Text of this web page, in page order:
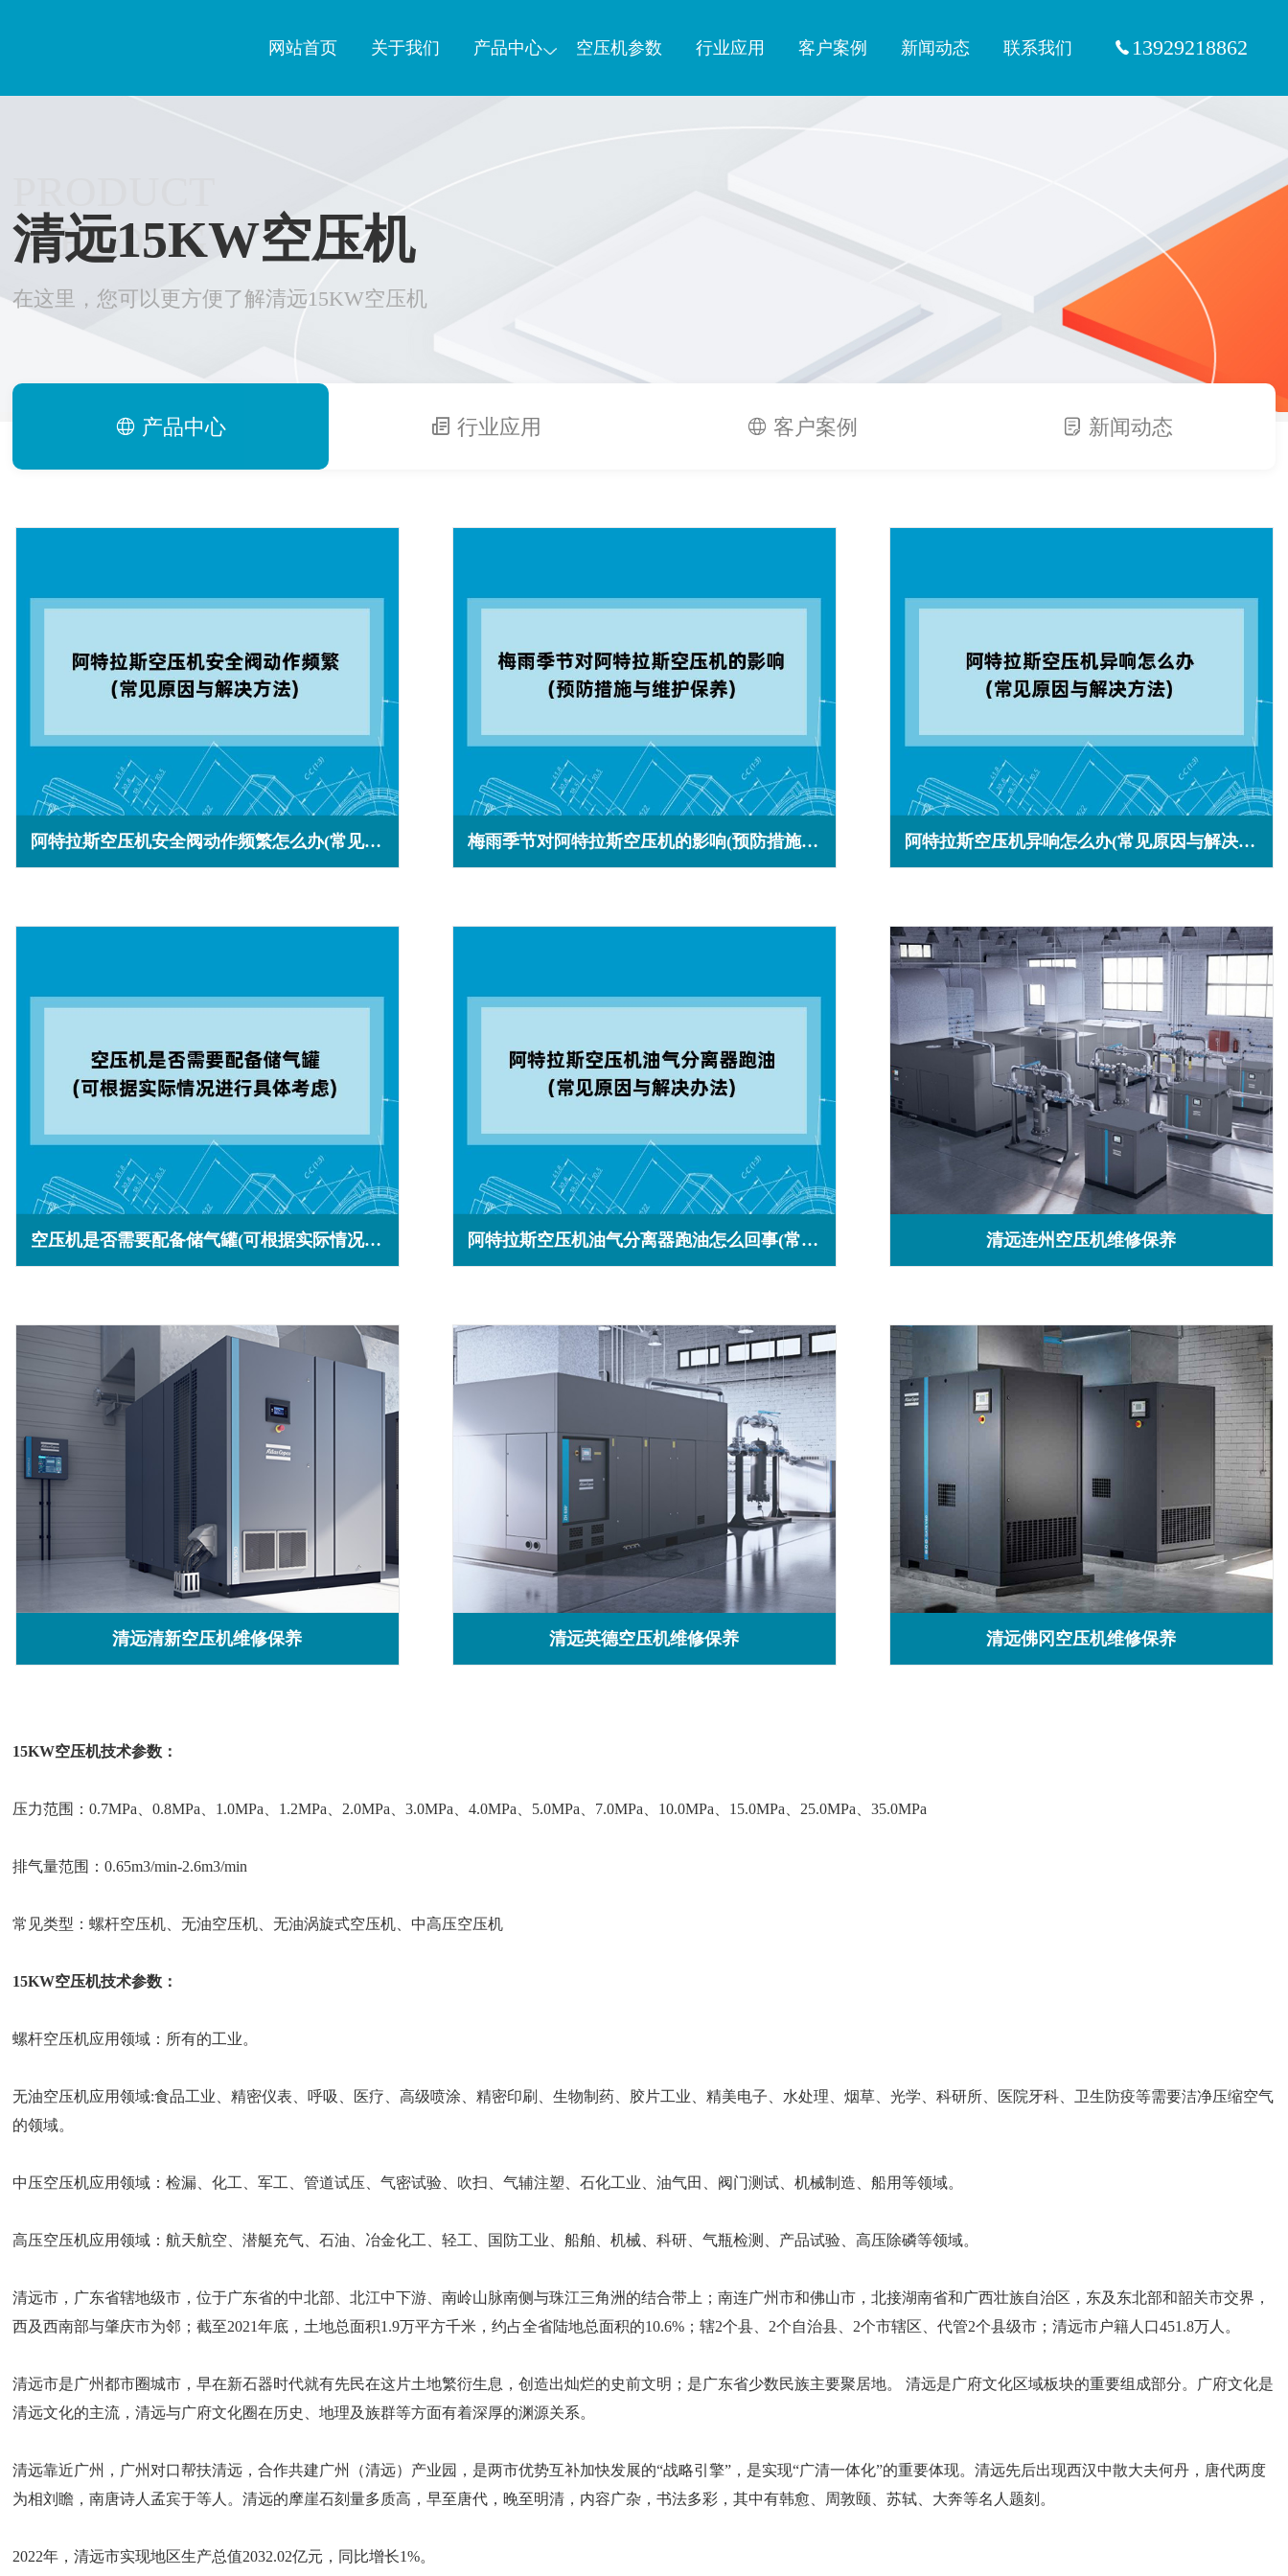
网站首页 关于我们 产品中心 空压机参数 行业应用 客户案例 新闻动态 联系我们 13929218862
AIRLONG
清远15KW空压机
在这里，您可以更方便了解清远15KW空压机
产品中心 行业应用 客户案例 新闻动态
阿特拉斯空压机安全阀动作频繁怎么办(常见原因与解决方法) 梅雨季节对阿特拉斯空压机的影响(预防措施与维护保养) 阿特拉斯空压机异响怎么办(常见原因与解决方法)
空压机是否需要配备储气罐(可根据实际情况进行具体考虑) 阿特拉斯空压机油气分离器跑油怎么回事(常见原因与解决办法) 清远连州空压机维修保养
清远清新空压机维修保养 清远英德空压机维修保养 清远佛冈空压机维修保养
15KW空压机技术参数：
压力范围：0.7MPa、0.8MPa、1.0MPa、1.2MPa、2.0MPa、3.0MPa、4.0MPa、5.0MPa、7.0MPa、10.0MPa、15.0MPa、25.0MPa、35.0MPa
排气量范围：0.65m3/min-2.6m3/min
常见类型：螺杆空压机、无油空压机、无油涡旋式空压机、中高压空压机
15KW空压机技术参数：
螺杆空压机应用领域：所有的工业。
无油空压机应用领域:食品工业、精密仪表、呼吸、医疗、高级喷涂、精密印刷、生物制药、胶片工业、精美电子、水处理、烟草、光学、科研所、医院牙科、卫生防疫等需要洁净压缩空气
的领域。
中压空压机应用领域：检漏、化工、军工、管道试压、气密试验、吹扫、气辅注塑、石化工业、油气田、阀门测试、机械制造、船用等领域。
高压空压机应用领域：航天航空、潜艇充气、石油、冶金化工、轻工、国防工业、船舶、机械、科研、气瓶检测、产品试验、高压除磷等领域。
清远市，广东省辖地级市，位于广东省的中北部、北江中下游、南岭山脉南侧与珠江三角洲的结合带上；南连广州市和佛山市，北接湖南省和广西壮族自治区，东及东北部和韶关市交界，
西及西南部与肇庆市为邻；截至2021年底，土地总面积1.9万平方千米，约占全省陆地总面积的10.6%；辖2个县、2个自治县、2个市辖区、代管2个县级市；清远市户籍人口451.8万人。
清远市是广州都市圈城市，早在新石器时代就有先民在这片土地繁衍生息，创造出灿烂的史前文明；是广东省少数民族主要聚居地。 清远是广府文化区域板块的重要组成部分。广府文化是
清远文化的主流，清远与广府文化圈在历史、地理及族群等方面有着深厚的渊源关系。
清远靠近广州，广州对口帮扶清远，合作共建广州（清远）产业园，是两市优势互补加快发展的“战略引擎”，是实现“广清一体化”的重要体现。清远先后出现西汉中散大夫何丹，唐代两度
为相刘瞻，南唐诗人孟宾于等人。清远的摩崖石刻量多质高，早至唐代，晚至明清，内容广杂，书法多彩，其中有韩愈、周敦颐、苏轼、大奔等名人题刻。
2022年，清远市实现地区生产总值2032.02亿元，同比增长1%。